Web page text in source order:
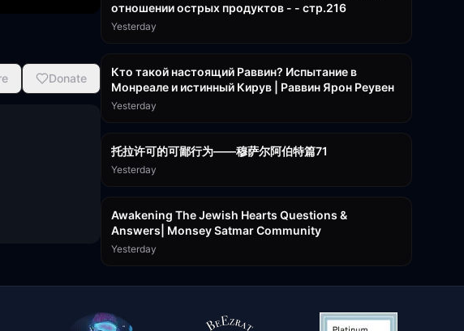
Donate
отношении острых продуктов - - стр.216
Yesterday
Кто такой настоящий Раввин? Испытание в
Монреале и истинный Кирув | Раввин Ярон Реувен
Yesterday
托拉许可的可鄙行为——穆萨尔阿伯特篇71
Yesterday
Awakening The Jewish Hearts Questions &
Answers| Monsey Satmar Community
Yesterday